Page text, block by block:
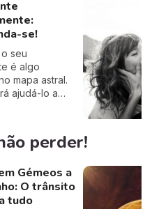
se!
seu
é algo
mapa astral.
ajudá-lo a
o porquê de
e
transmite aos
o seu
este
seu Signo Solar
É um
perder!
Gémeos a
O trânsito
tudo